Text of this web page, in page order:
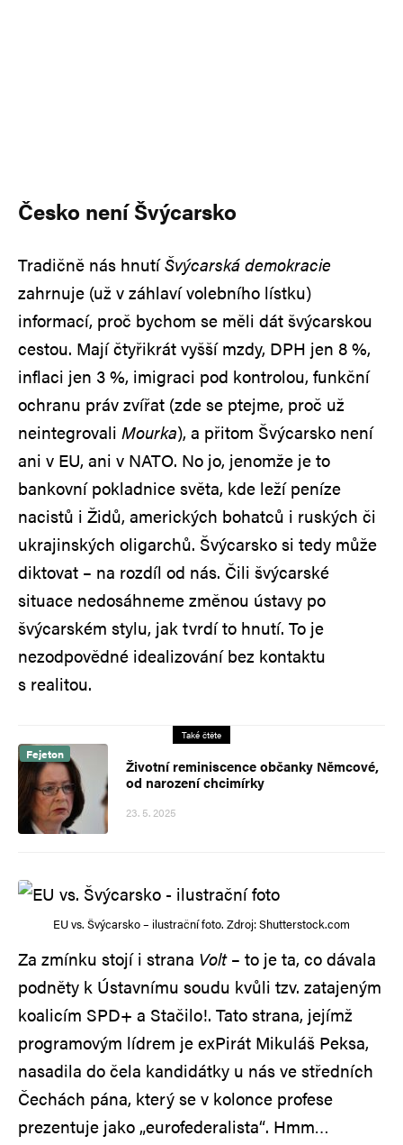
Česko není Švýcarsko
Tradičně nás hnutíŠvýcarská demokracie
zahrnuje (už v záhlaví volebního lístku)
informací, proč bychom se měli dát švýcarskou
cestou. Mají čtyřikrát vyšší mzdy, DPH jen 8 %,
inflaci jen 3 %, imigraci pod kontrolou, funkční
ochranu práv zvířat (zde se ptejme, proč už
neintegrovali Mourka), a přitom Švýcarsko není
ani v EU, ani v NATO. No jo, jenomže je to
bankovní pokladnice světa, kde leží peníze
nacistů i Židů, amerických bohatců i ruských či
ukrajinských oligarchů. Švýcarsko si tedy může
diktovat – na rozdíl od nás. Čili švýcarské
situace nedosáhneme změnou ústavy po
švýcarském stylu, jak tvrdí to hnutí. To je
nezodpovědné idealizování bez kontaktu
s realitou.
Také čtěte
Fejeton
Životní reminiscence občanky Němcové,
od narození chcimírky
23. 5. 2025
EU vs. Švýcarsko – ilustrační foto. Zdroj: Shutterstock.com
Za zmínku stojí i strana Volt– to je ta, co dávala
podněty k Ústavnímu soudu kvůli tzv. zatajeným
koalicím SPD+ a Stačilo!. Tato strana, jejímž
programovým lídrem je exPirát Mikuláš Peksa,
nasadila do čela kandidátky u nás ve středních
Čechách pána, který se v kolonce profese
prezentuje jako „eurofederalista“. Hmm…